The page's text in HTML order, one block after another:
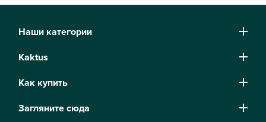
Наши категории
Kaktus
Как купить
Загляните сюда